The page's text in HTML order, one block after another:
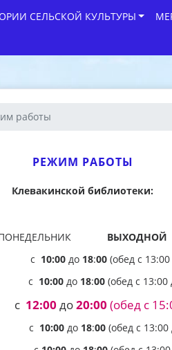
СЕЛЬСКОЙ КУЛЬТУРЫ
работы
РЕЖИМ РАБОТЫ
Клевакинской библиотеки:
ВЫХОДНОЙ
с 10:00до 18:00 (обед с
с 10:00до 18:00 (обед с 13:00
с 12:00 до20:00 (обед с
с 10:00 до 18:00(обед с 13:00